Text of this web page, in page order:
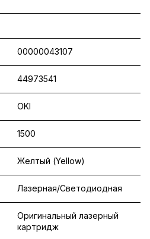
00000043107
44973541
OKI
1500
Желтый (Yellow)
Лазерная/Светодиодная
Оригинальный лазерный
картридж